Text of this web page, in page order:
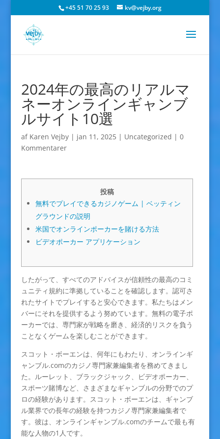
+45 51 70 25 93 kv@vejby.org
2024年の最高のリアルマ
ネーオンラインギャンブ
ルサイト10選
af Karen Vejby| jan 11, 2025| Uncategorized | 0
Kommentarer
投稿
無料でプレイできるカジノゲーム | ベッティン
グラウンドの説明
米国でオンラインポーカーを賭ける方法
ビデオポーカー アプリケーション
したがって、すべてのアドバイスが信頼性の最高のコミ
ュニティ規約に準拠していることを確認します。認可さ
れたサイトでプレイすると安心できます。私たちはメン
バーにそれを提供するよう努めています。無料の電子ポ
ーカーでは、専門家が戦略を磨き、経済的リスクを負う
ことなくゲームを楽しむことができます。
スコット・ボーエンは、何年にもわたり、オンラインギ
ャンブル.comのカジノ専門家兼編集者を務めてきまし
た。ルーレット、ブラックジャック、ビデオポーカー、
スポーツ賭博など、さまざまなギャンブルの分野でのプ
ロの経験があります。スコット・ボーエンは、ギャンブ
ル業界での長年の経験を持つカジノ専門家兼編集者で
す。彼は、オンラインギャンブル.comのチームで最も有
能な人物の1人です。